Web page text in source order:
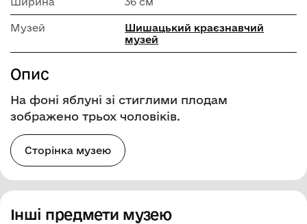
Музей
Шишацький краєзнавчий
музей
Опис
На фоні яблуні зі стиглими плодам
зображено трьох чоловіків.
Сторінка музею
Інші предмети музею